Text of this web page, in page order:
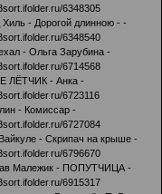
6348305
- Дорогой длинною - -
6348540
- Ольга Зарубина -
6714568
ЛЁТЧИК - Анка -
6723116
- Комиссар -
6727084
- Скрипач на крыше -
6796670
Малежик - ПОПУТЧИЦА -
6915317